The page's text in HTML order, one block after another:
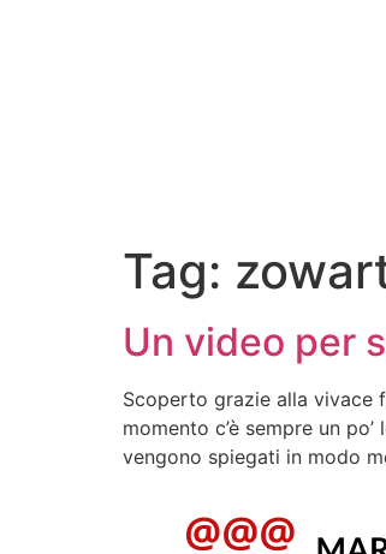
Tag:
Un video per
Scoperto grazie alla vivace
momento c’è sempre un
vengono spiegati in modo